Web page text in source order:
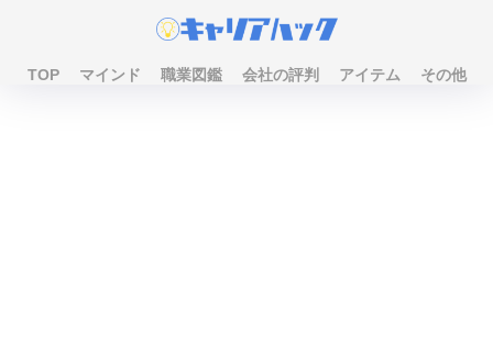
TOP マインド 職業図鑑 会社の評判 アイテム その他